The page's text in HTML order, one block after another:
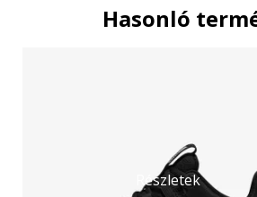
Hasonló
Részletek